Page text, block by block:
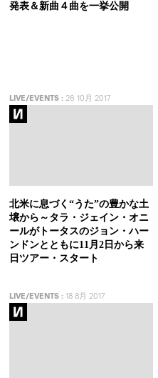
発表＆新曲４曲を一挙公開
LIVE/EVENTS : 26 10月 2017
北米に息づく“うた”の豊かな土
壌から～タラ・ジェイン・オニ
ールがトータスのジョン・ハー
ンドンとともに11月2日から来
日ツアー・スタート
LIVE/EVENTS : 18 8月 2017